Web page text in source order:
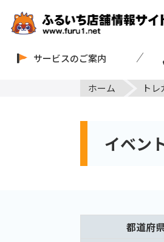
サービスのご案内
ホーム ト
イベン
都道府